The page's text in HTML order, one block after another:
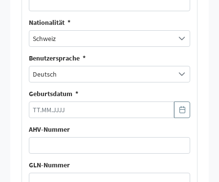
Nationalität *
Schweiz
Benutzersprache *
Deutsch
Geburtsdatum *
AHV-Nummer
GLN-Nummer